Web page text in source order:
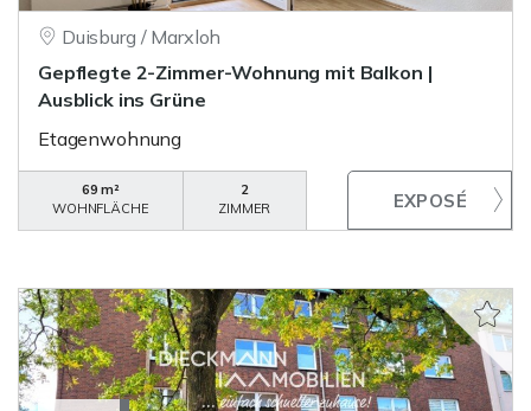
Duisburg / Marxloh
Gepflegte 2-Zimmer-Wohnung mit Balkon |
Ausblick ins Grüne
Etagenwohnung
69 m²
WOHNFLÄCHE
2
ZIMMER